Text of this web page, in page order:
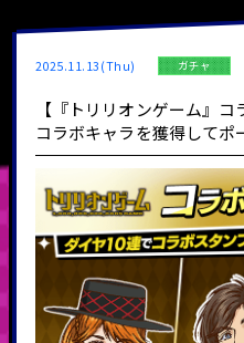
2025.11.13(Thu) ガチャ
【『トリリオンゲーム』
コラボキャラを獲得してポ